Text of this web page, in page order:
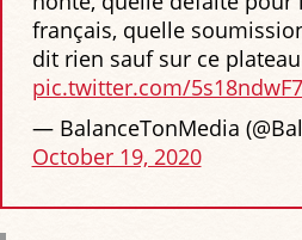
français, quelle
dit rien sauf sur ce
pic.twitter.com/
— BalanceTonMedia
October 19, 2020